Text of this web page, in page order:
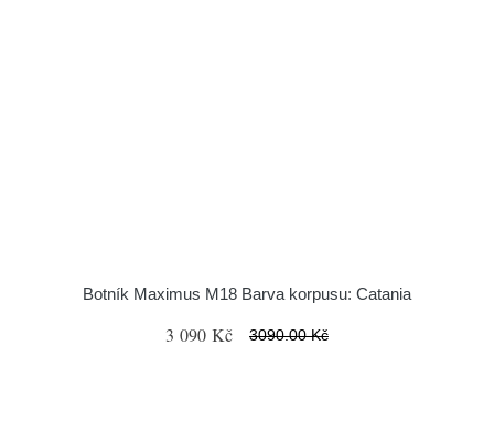
Botník Maximus M18 Barva korpusu: Catania
3 090 Kč 3090.00 Kč